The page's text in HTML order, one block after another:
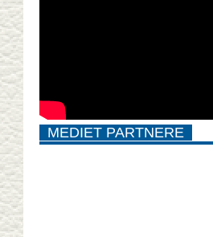
MEDIET PARTNERE